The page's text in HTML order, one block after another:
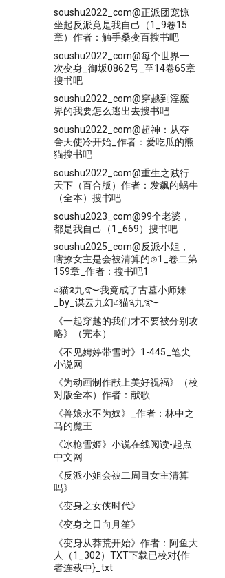
soushu2022_com@正派团宠惊
坐起反派竟是我自己（1_9卷15
章）作者：触手桑变百搜书吧
soushu2022_com@每个世界一
次变身_御坂0862号_至14卷65章
搜书吧
soushu2022_com@穿越到淫魔
界的我要怎么逃出去搜书吧
soushu2022_com@超神：从夺
舍天使冷开始_作者：爱吃瓜的熊
猫搜书吧
soushu2022_com@重生之贼行
天下（百合版）作者：发飙的蜗牛
（全本）搜书吧
soushu2023_com@99个老婆，
都是我自己（1_669）搜书吧
soushu2025_com@反派小姐，
瞎撩女主是会被清算的⊙1_卷二第
159章_作者：搜书吧1
এ猫༉九࿐我竟成了古墓小师妹
_by_谋云九幻এ猫༉九࿐
《一起穿越的我们才不要被分别攻
略》（完本）
《不见娉婷带雪时》1-445_笔尖
小说网
《为动画制作献上美好祝福》（校
对版全本）作者：献歌
《兽娘永不为奴》_作者：林中之
马的魔王
《冰枪雪姬》小说在线阅读-起点
中文网
《反派小姐会被二周目女主清算
吗》
《变身之女侠时代》
《变身之日向月笙》
《变身从莽荒开始》作者：阿鱼大
人（1_302）TXT下载已校对{作
者连载中}_txt